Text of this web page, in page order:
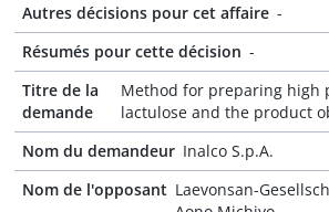
Autres décisions pour cet affaire -
Résumés pour cette décision -
Titre de la
demande
Method for preparing high
lactulose and the product
Nom du demandeur Inalco S.p.A.
Nom de l'opposant Laevonsan-